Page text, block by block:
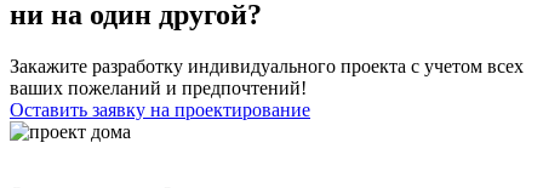
ни на один другой?
Закажите разработку индивидуального проекта с учетом всех
ваших пожеланий и предпочтений!
Оставить заявку на проектирование